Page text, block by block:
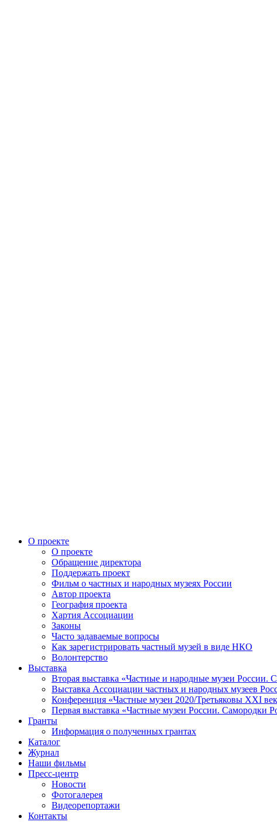
О проекте
О проекте
Обращение директора
Поддержать проект
Фильм о частных и народных музеях России
Автор проекта
География проекта
Хартия Ассоциации
Законы
Часто задаваемые вопросы
Как зарегистрировать частный музей в виде НКО
Волонтерство
Выставка
Вторая выставка «Частные и народные музеи России.
Выставка Ассоциации частных и народных музеев
Конференция «Частные музеи 2020/Третьяковы XXI
Первая выставка «Частные музеи России. Самородки
Гранты
Информация о полученных грантах
Каталог
Журнал
Наши фильмы
Пресс-центр
Новости
Фотогалерея
Видеорепортажи
Контакты